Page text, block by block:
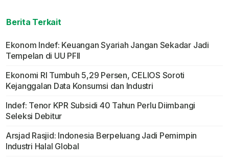
Berita Terkait
Ekonom Indef: Keuangan Syariah Jangan Sekadar Jadi
Tempelan di UU PFII
Ekonomi RI Tumbuh 5,29 Persen, CELIOS Soroti
Kejanggalan Data Konsumsi dan Industri
Indef: Tenor KPR Subsidi 40 Tahun Perlu Diimbangi
Seleksi Debitur
Arsjad Rasjid: Indonesia Berpeluang Jadi Pemimpin
Industri Halal Global